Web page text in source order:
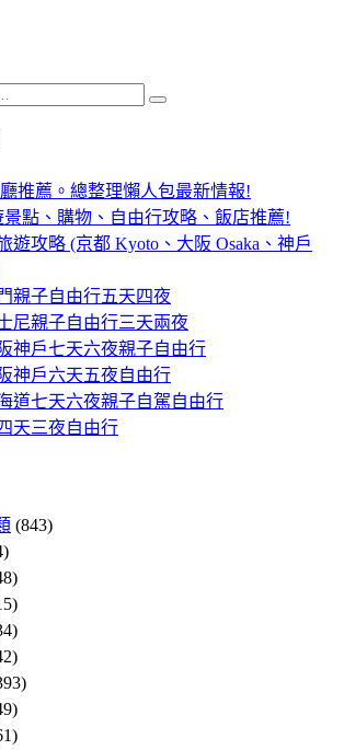
推薦。總整理懶人包最新情報!
點、購物、自由行攻略、飯店推薦!
遊攻略 (京都 Kyoto、大阪 Osaka、神戶
親子自由行五天四夜
尼親子自由行三天兩夜
神戶七天六夜親子自由行
神戶六天五夜自由行
道七天六夜親子自駕自由行
天三夜自由行
(843)